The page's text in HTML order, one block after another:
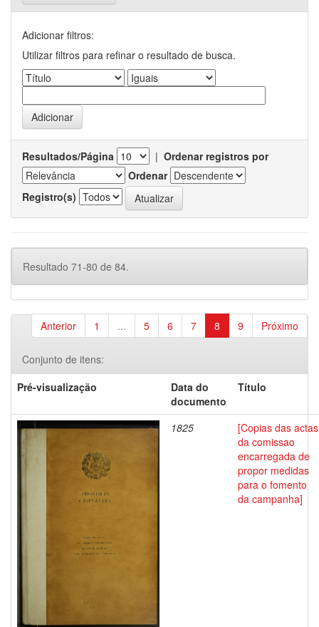
Adicionar filtros:
Utilizar filtros para refinar o resultado de busca.
Resultados/Página | Ordenar registros por
Ordenar
Registro(s)
Resultado 71-80 de 84.
Anterior 1 ... 5 6 7 8 9 Próximo
Conjunto de itens:
Pré-visualização
Data do
documento
Título
1825
[Copias das actas
da comissao
encarregada de
propor medidas
para o fomento
da campanha]